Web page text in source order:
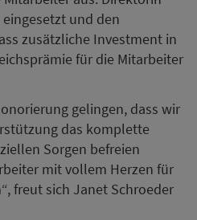
und den
zusätzliche Investment in
für die Mitarbeiter
gelingen, dass wir
das komplette
Sorgen befreien
mit vollem Herzen für
freut sich Janet Schroeder